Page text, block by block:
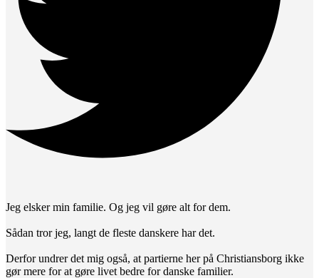
Jeg elsker min familie. Og jeg vil gøre alt for dem.
Sådan tror jeg, langt de fleste danskere har det.
Derfor undrer det mig også, at partierne her på Christiansborg ikke
gør mere for at gøre livet bedre for danske familier.